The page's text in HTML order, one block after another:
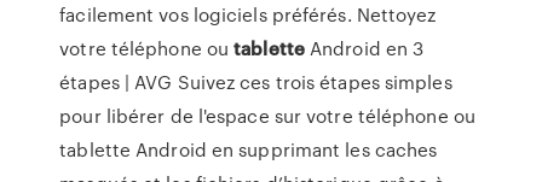
facilement vos logiciels préférés. Nettoyez
votre téléphone outabletteAndroid en 3
étapes | AVG Suivez ces trois étapes simples
pour libérer de l'espace sur votre téléphone ou
tablette Android en supprimant les caches